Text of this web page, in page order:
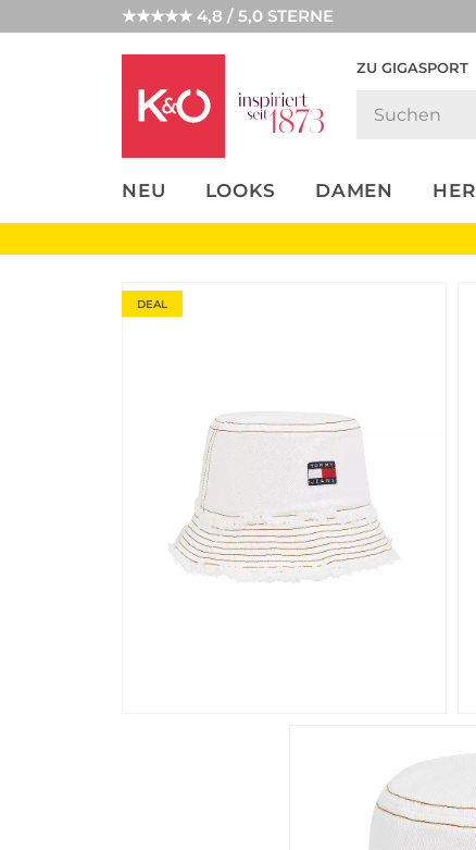
★★★★★ 4,8 / 5,0 STERNE
ZU GIGASPORT
NEU LOOKS DAMEN
UNSERE APP
CLICK &
DEAL